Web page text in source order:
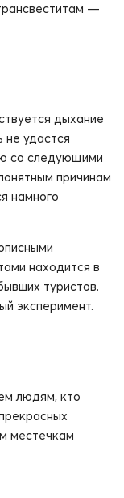
—
дыхание
удастся
со следующими
причинам
намного
находится в
туристов.
эксперимент.
людям, кто
местечкам